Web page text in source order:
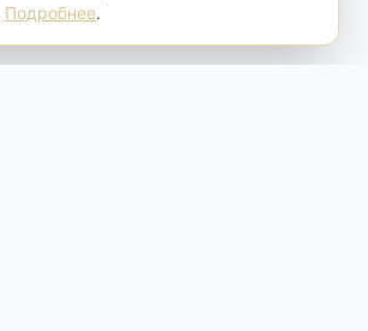
Подробнее.